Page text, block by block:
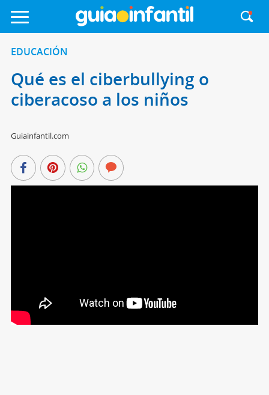
EDUCACIÓN
Qué es el ciberbullying o
ciberacoso a los niños
Guiainfantil.com